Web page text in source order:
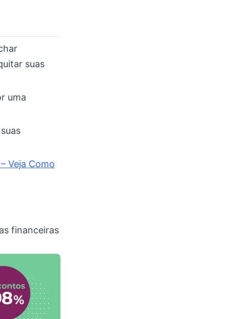
suas
uma
Veja Como
financeiras